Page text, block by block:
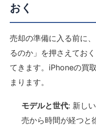
おく
売却の準備に入る前に
るのか」を押さえてお
てきます。iPhoneの買
まります。
モデルと世代: 新し
売から時間が経つと